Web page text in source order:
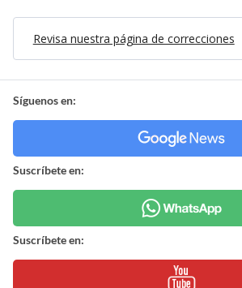
Revisa nuestra página de correcciones
Síguenos en:
Suscríbete en:
Suscríbete en: